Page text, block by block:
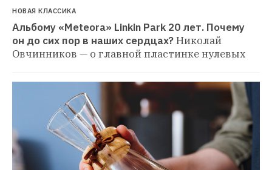
НОВАЯ КЛАССИКА
Альбому «Meteora» Linkin Park 20 лет. Почему
он до сих пор в наших сердцах?Николай
Овчинников — о главной пластинке нулевых